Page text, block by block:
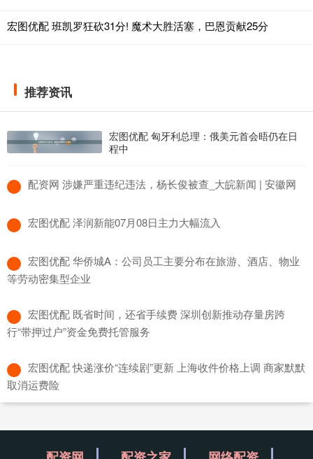
宏图优配 班凯罗狂砍31分! 魔术大胜活塞，巴恩贡献25分
推荐资讯
宏图优配 匈牙利总理：俄美元首会晤仍在日
程中
​配资网 涉嫌严重违纪违法，杨长俊被查_大皖新闻 | 安徽网
​宏图优配 泽润新能07月08日主力大幅流入
​宏图优配 华侨城A：公司员工主要分布在旅游、酒店、物业
等劳动密集型企业
​宏图优配 既省时间，还省手续费 深圳创新推动存量房跨
行“带押过户”资金免费托管服务
​宏图优配 快递涨价“连续剧”更新 上海收件价格上调 商家默默
取消运费险